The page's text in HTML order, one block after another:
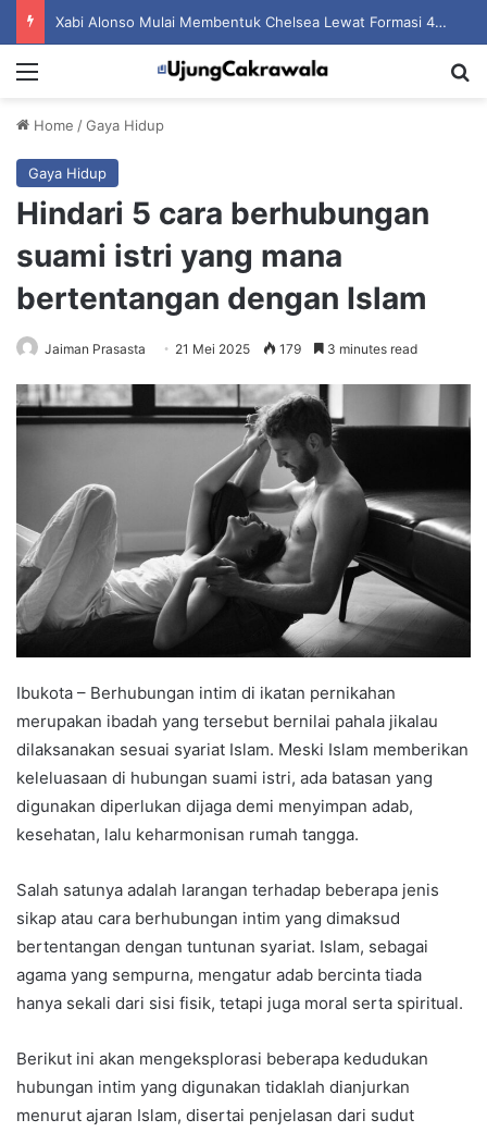
Xabi Alonso Mulai Membentuk Chelsea Lewat Formasi 4 2 3 1 dan Tekanan Agresif
Home /Gaya Hidup
Gaya Hidup
Hindari 5 cara berhubungan
suami istri yang mana
bertentangan dengan Islam
Jaiman Prasasta 21 Mei 2025 179 3 minutes read
Ibukota – Berhubungan intim di ikatan pernikahan
merupakan ibadah yang tersebut bernilai pahala jikalau
dilaksanakan sesuai syariat Islam. Meski Islam memberikan
keleluasaan di hubungan suami istri, ada batasan yang
digunakan diperlukan dijaga demi menyimpan adab,
kesehatan, lalu keharmonisan rumah tangga.
Salah satunya adalah larangan terhadap beberapa jenis
sikap atau cara berhubungan intim yang dimaksud
bertentangan dengan tuntunan syariat. Islam, sebagai
agama yang sempurna, mengatur adab bercinta tiada
hanya sekali dari sisi fisik, tetapi juga moral serta spiritual.
Berikut ini akan mengeksplorasi beberapa kedudukan
hubungan intim yang digunakan tidaklah dianjurkan
menurut ajaran Islam, disertai penjelasan dari sudut